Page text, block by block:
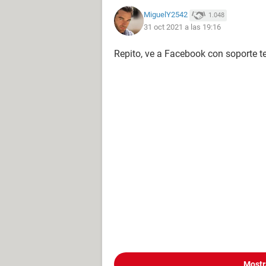
MiguelY2542 1.048
31 oct 2021 a las 19:16
Repito, ve a Facebook con soporte